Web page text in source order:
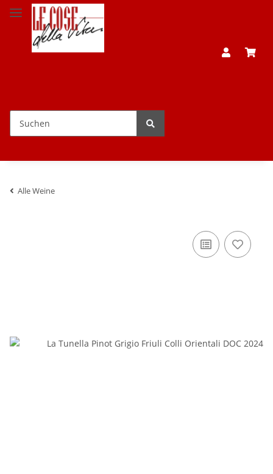
Alle Weine